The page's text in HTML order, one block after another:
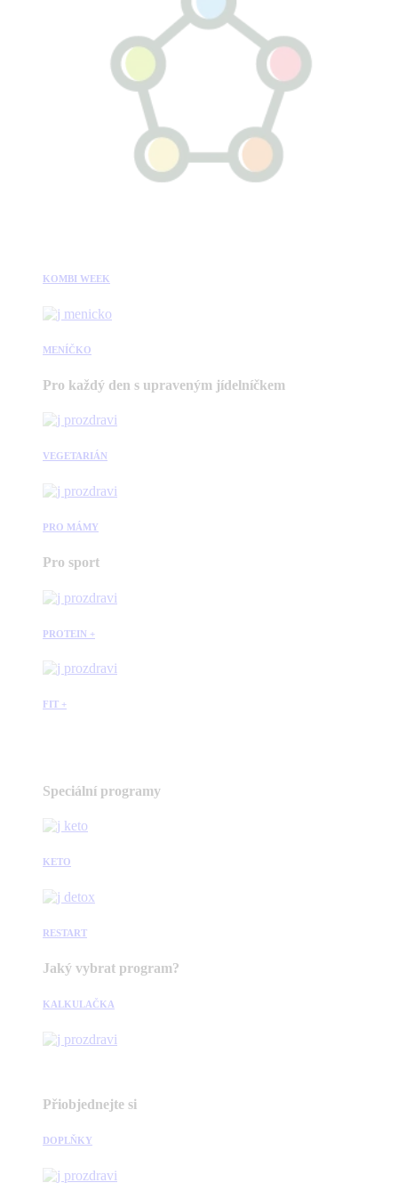
KOMBI WEEK
MENÍČKO
Pro každý den s upraveným jídelníčkem
VEGETARIÁN
PRO MÁMY
Pro sport
PROTEIN +
FIT +
Speciální programy
KETO
RESTART
Jaký vybrat program?
KALKULAČKA
Přiobjednejte si
DOPLŇKY